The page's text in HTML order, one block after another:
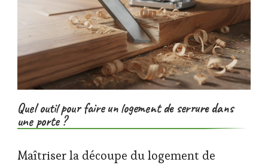
Quel outil pour faire un logement de serrure dans
une porte ?
Maîtriser la découpe du logement de